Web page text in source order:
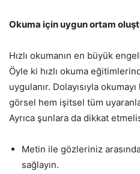
Okuma için uygun ortam
Hızlı okumanın en büyük
Öyle ki hızlı okuma
uygulanır. Dolayısıyla
görsel hem işitsel tüm
Ayrıca şunlara da dikkat
Metin ile gözleriniz
sağlayın.